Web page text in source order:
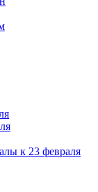
к 23 февраля